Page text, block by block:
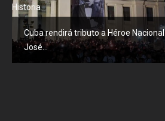
Historia
Cuba rendirá tributo a Héroe Nacional
José...